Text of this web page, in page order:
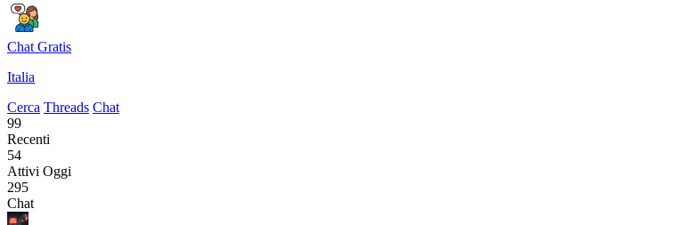
Chat Gratis
Italia
Cerca Threads Chat
99
Recenti
54
Attivi Oggi
295
Chat